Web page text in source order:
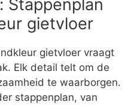
Stappenplan
gietvloer
gietvloer vraagt
Elk detail telt om de
te waarborgen.
stappenplan, van